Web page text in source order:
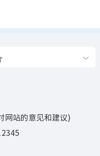
网站的意见和建议)